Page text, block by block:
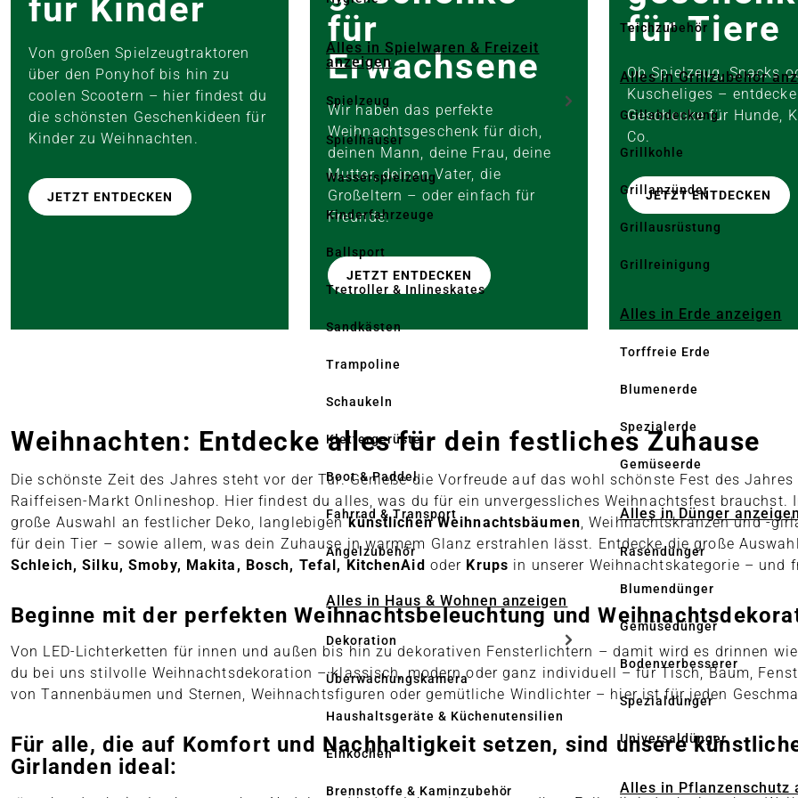
Alles in Spielwaren & Freizeit
anzeigen
Spielzeug
Spielhäuser
Wasserspielzeug
Kinderfahrzeuge
Ballsport
Tretroller & Inlineskates
Sandkästen
Trampoline
Schaukeln
Klettergerüste
Boot & Paddel
Fahrrad & Transport
Angelzubehör
Alles in Haus & Wohnen anzeigen
Dekoration
Überwachungskamera
Haushaltsgeräte & Küchenutensilien
Einkochen
Brennstoffe & Kaminzubehör
Teichzubehör
Alles in Grillzubehör
Grillabdeckung
Grillkohle
Grillanzünder
Grillausrüstung
Grillreinigung
Alles in Erde anzeigen
Torffreie Erde
Blumenerde
Spezialerde
Gemüseerde
Alles in Dünger anzeigen
Rasendünger
Blumendünger
Gemüsedünger
Bodenverbesserer
Spezialdünger
Universaldünger
Alles in Pflanzenschutz
für Kinder
Von großen Spielzeugtraktoren
über den Ponyhof bis hin zu
coolen Scootern – hier findest du
die schönsten Geschenkideen für
Kinder zu Weihnachten.
JETZT ENTDECKEN
für
Erwachsene
Wir haben das perfekte
Weihnachtsgeschenk für dich,
deinen Mann, deine Frau, deine
Mutter, deinen Vater, die
Großeltern – oder einfach für
Freunde.
JETZT ENTDECKEN
für Tiere
Ob Spielzeug, Snacks
Kuscheliges – entdecke
Geschenke für Hunde,
Co.
JETZT ENTDECKEN
Weihnachten: Entdecke alles für dein festliches Zuhause
Die schönste Zeit des Jahres steht vor der Tür. Genieße die Vorfreude auf das wohl schönste Fest des
Raiffeisen-Markt Onlineshop. Hier findest du alles, was du für ein unvergessliches Weihnachtsfest brauchst.
große Auswahl an festlicher Deko, langlebigenkünstlichen Weihnachtsbäumen , Weihnachtskränzen und -
für dein Tier – sowie allem, was dein Zuhause in warmem Glanz erstrahlen lässt. Entdecke die große
Schleich, Silku, Smoby, Makita, Bosch, Tefal, KitchenAid oder Krups in unserer Weihnachtskategorie – und
Beginne mit der perfekten Weihnachtsbeleuchtung und
Von LED-Lichterketten für innen und außen bis hin zu dekorativen Fensterlichtern – damit wird es drinnen
du bei uns stilvolle Weihnachtsdekoration – klassisch, modern oder ganz individuell – für Tisch, Baum,
von Tannenbäumen und Sternen, Weihnachtsfiguren oder gemütliche Windlichter – hier ist für jeden
Für alle, die auf Komfort und Nachhaltigkeit setzen, sind unsere
Girlanden ideal: